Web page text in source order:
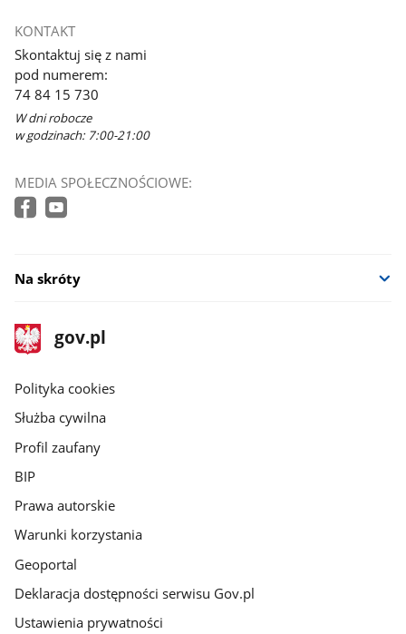
KONTAKT
Skontaktuj się z nami
pod numerem:
74 84 15 730
W dni robocze
w godzinach: 7:00-21:00
MEDIA SPOŁECZNOŚCIOWE:
Na skróty
stopka
gov.pl
Strona
gov.pl
gov.pl
Polityka cookies
Służba cywilna
Profil zaufany
BIP
Prawa autorskie
Warunki korzystania
Geoportal
Deklaracja dostępności serwisu Gov.pl
Ustawienia prywatności